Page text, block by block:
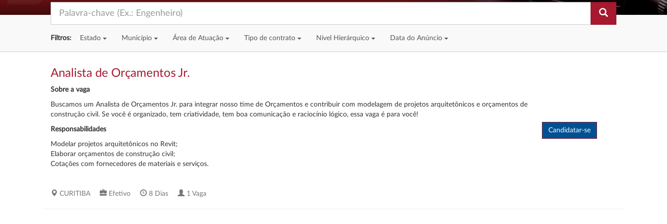
Filtros: Estado Município Área de Atuação Tipo de contrato Nível Hierárquico Data do Anúncio
Analista de Orçamentos Jr.
Sobre a vaga
Buscamos um Analista de Orçamentos Jr. para integrar nosso time de Orçamentos e contribuir com modelagem de projetos arquitetônicos e orçamentos de
construção civil. Se você é organizado, tem criatividade, tem boa comunicação e raciocínio lógico, essa vaga é para você!
Responsabilidades
Modelar projetos arquitetônicos no Revit;
Elaborar orçamentos de construção civil;
Cotações com fornecedores de materiais e serviços.
CURITIBA Efetivo 8 Dias 1 Vaga